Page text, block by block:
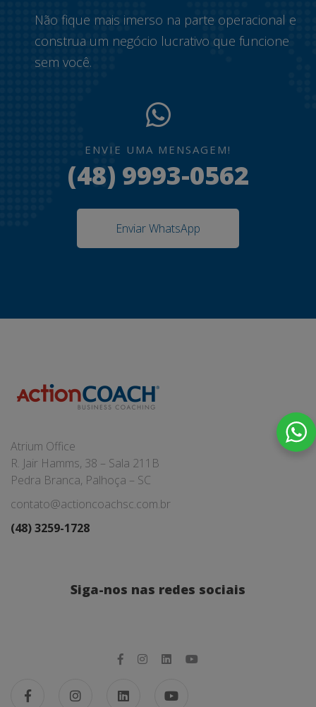
Não fique mais imerso na parte operacional e
construa um negócio lucrativo que funcione
sem você.
ENVIE UMA MENSAGEM!
(48) 9993-0562
Enviar WhatsApp
Atrium Office
R. Jair Hamms, 38 – Sala 211B
Pedra Branca, Palhoça – SC
contato@actioncoachsc.com.br
(48) 3259-1728
Siga-nos nas redes sociais